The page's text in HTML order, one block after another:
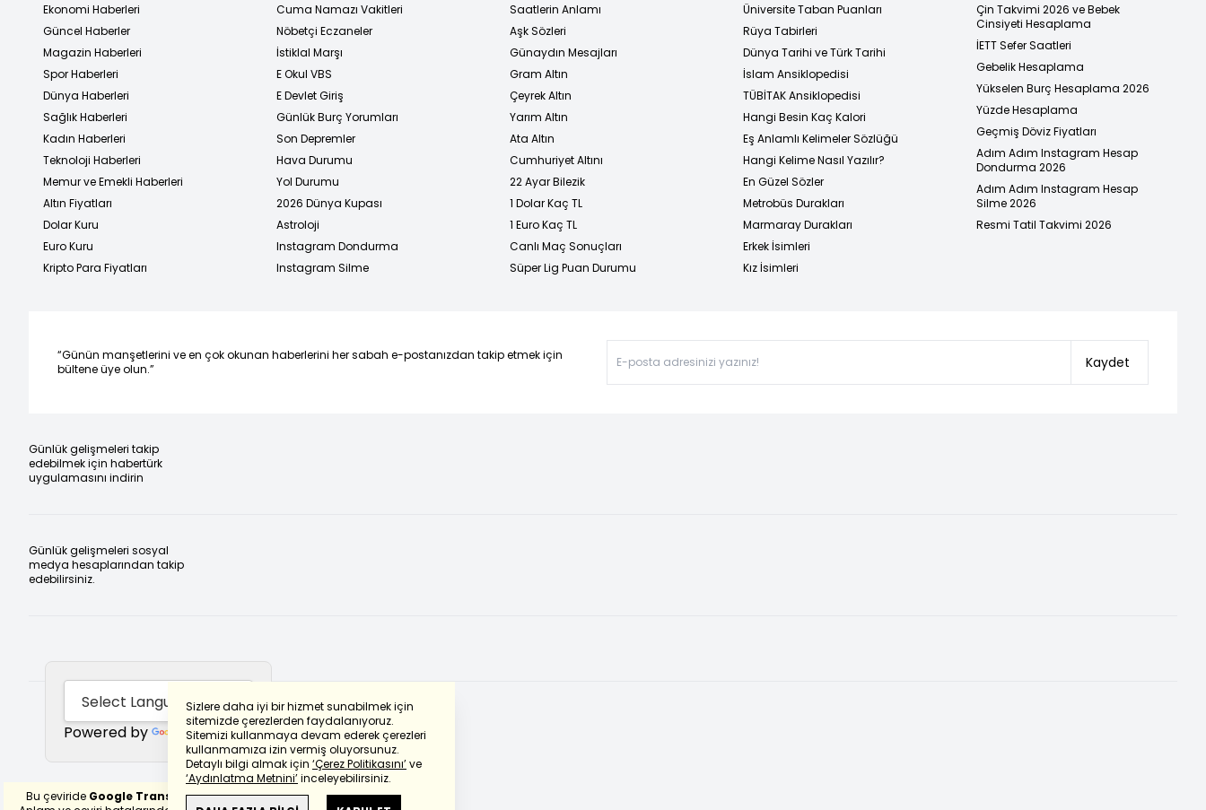
Sizlere daha iyi bir hizmet sunabilmek için
sitemizde çerezlerden faydalanıyoruz.
Sitemizi kullanmaya devam ederek çerezleri
kullanmamıza izin vermiş oluyorsunuz.
Detaylı bilgi almak için ‘Çerez Politikasını’ve
‘Aydınlatma Metnini’inceleyebilirsiniz.
Ekonomi Haberleri
Güncel Haberler
Magazin Haberleri
Spor Haberleri
Dünya Haberleri
Sağlık Haberleri
Kadın Haberleri
Teknoloji Haberleri
Memur ve Emekli Haberleri
Altın Fiyatları
Dolar Kuru
Euro Kuru
Kripto Para Fiyatları
Cuma Namazı Vakitleri
Nöbetçi Eczaneler
İstiklal Marşı
E Okul VBS
E Devlet Giriş
Günlük Burç Yorumları
Son Depremler
Hava Durumu
Yol Durumu
2026 Dünya Kupası
Astroloji
Instagram Dondurma
Instagram Silme
Saatlerin Anlamı
Aşk Sözleri
Günaydın Mesajları
Gram Altın
Çeyrek Altın
Yarım Altın
Ata Altın
Cumhuriyet Altını
22 Ayar Bilezik
1 Dolar Kaç TL
1 Euro Kaç TL
Canlı Maç Sonuçları
Süper Lig Puan Durumu
Üniversite Taban Puanları
Rüya Tabirleri
Dünya Tarihi ve Türk Tarihi
İslam Ansiklopedisi
TÜBİTAK Ansiklopedisi
Hangi Besin Kaç Kalori
Eş Anlamlı Kelimeler Sözlüğü
Hangi Kelime Nasıl Yazılır?
En Güzel Sözler
Metrobüs Durakları
Marmaray Durakları
Erkek İsimleri
Kız İsimleri
Çin Takvimi 2026 ve Bebek
Cinsiyeti Hesaplama
İETT Sefer Saatleri
Gebelik Hesaplama
Yükselen Burç Hesaplama 2026
Yüzde Hesaplama
Geçmiş Döviz Fiyatları
Adım Adım Instagram Hesap
Dondurma 2026
Adım Adım Instagram Hesap
Silme 2026
Resmi Tatil Takvimi 2026
“Günün manşetlerini ve en çok okunan haberlerini her sabah e-postanızdan takip etmek için
bültene üye olun.”
Kaydet
Günlük gelişmeleri takip
edebilmek için habertürk
uygulamasını indirin
Günlük gelişmeleri sosyal
medya hesaplarından takip
edebilirsiniz.
Powered by Translate
Bu çeviride Google Transletekullanılmıştır.